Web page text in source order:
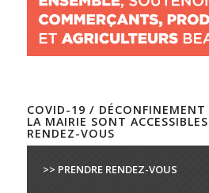
COVID-19 / DÉCONFINEMENT
LA MAIRIE SONT
RENDEZ-VOUS
>> PRENDRE RENDEZ-VOUS